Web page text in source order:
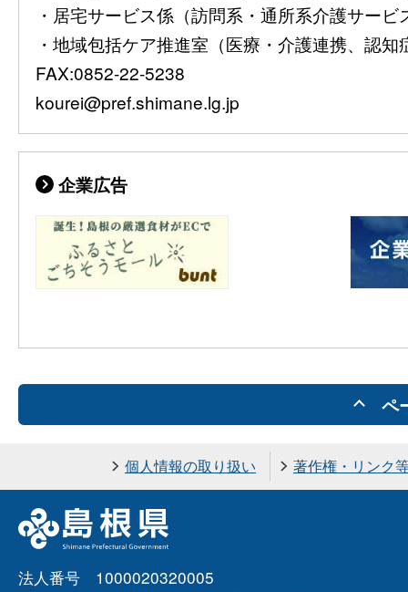
・居宅サービス係（訪問系・通所系介護サー
・地域包括ケア推進室（医療・介護連携、認
FAX:0852-22-5238
kourei@pref.shimane.lg.jp
企業広告
ペ
個人情報の取り扱い 著作権・リンク
法人番号 1000020320005